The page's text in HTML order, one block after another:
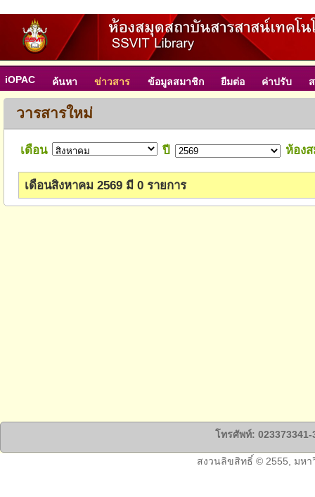
iOPAC ค้นหา ข่าวสาร ข้อมูลสมาชิก ยืมต่อ ค่าปรับ
วารสารใหม่
เดือน ปี ห้อง
เดือนสิงหาคม 2569 มี 0 รายการ
โทรศัพท์:
สงวนลิขสิทธิ์ © 2555, มห